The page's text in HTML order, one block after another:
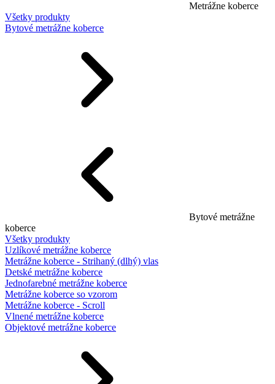
Metrážne koberce
Všetky produkty
Bytové metrážne koberce
Bytové metrážne
koberce
Všetky produkty
Uzlíkové metrážne koberce
Metrážne koberce - Strihaný (dlhý) vlas
Detské metrážne koberce
Jednofarebné metrážne koberce
Metrážne koberce so vzorom
Metrážne koberce - Scroll
Vlnené metrážne koberce
Objektové metrážne koberce